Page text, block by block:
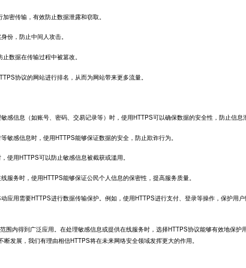
密传输，有效防止数据泄露和窃取。
份，防止中间人攻击。
数据在传输过程中被篡改。
协议的网站进行排名，从而为网站带来更多流量。
感信息（如账号、密码、交易记录等）时，使用HTTPS可以确保数据的安全性，防止信息
敏感信息时，使用HTTPS能够保证数据的安全，防止欺诈行为。
使用HTTPS可以防止敏感信息被截获或滥用。
服务时，使用HTTPS能够保证公民个人信息的保密性，提高服务质量。
应用需要HTTPS进行数据传输保护。例如，使用HTTPS进行支付、登录等操作，保护用
围内得到广泛应用。在处理敏感信息或提供在线服务时，选择HTTPS协议能够有效地保护
发展，我们有理由相信HTTPS将在未来网络安全领域发挥更大的作用。